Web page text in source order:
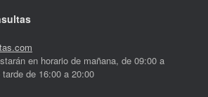
en horario de mañana, de 09:00 a
de 16:00 a 20:00